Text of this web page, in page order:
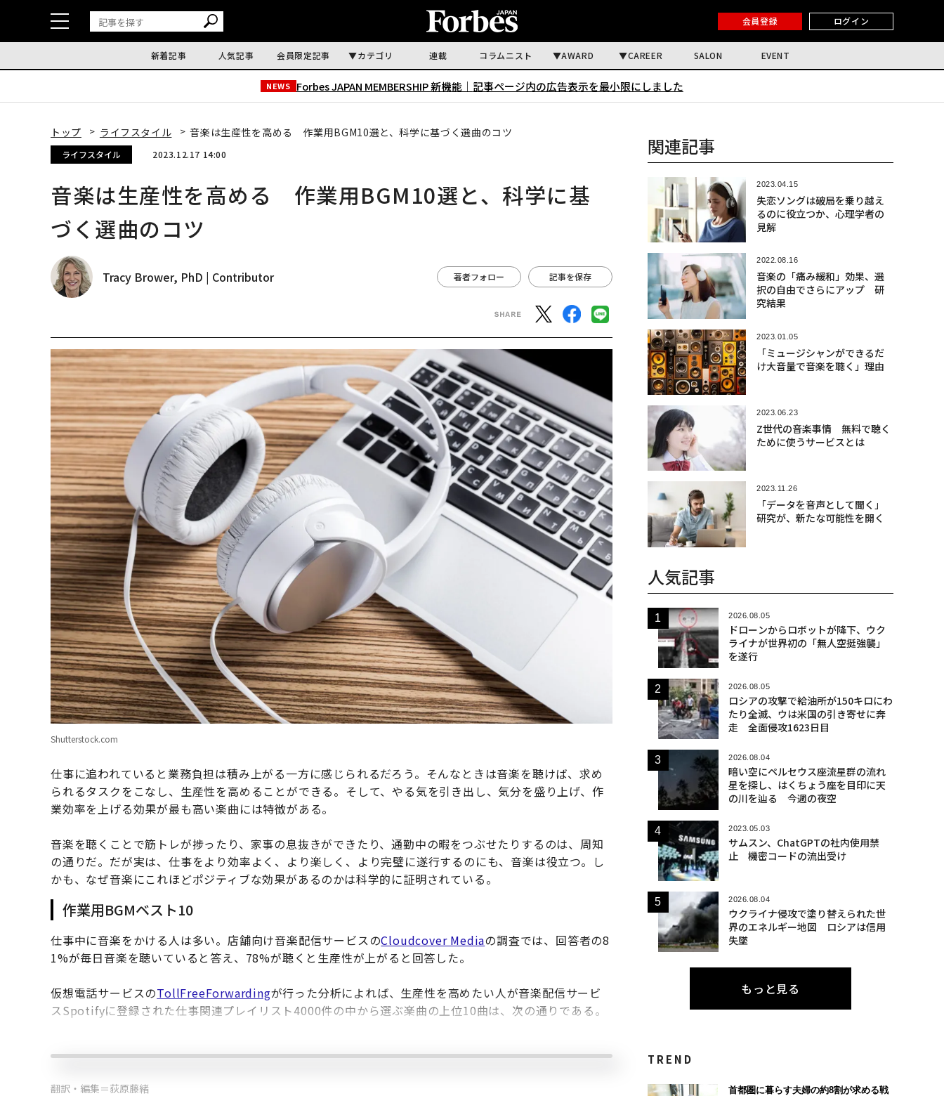
会員登録 ログイン
新着記事 人気記事 会員限定記事 カテゴリ 連載 コラムニスト AWARD CAREER SALON EVENT
NEWS Forbes JAPAN MEMBERSHIP 新機能｜ 記事ページ内の広告表示を最小限にしました
トップ ライフスタイル 音楽は生産性を高める 作業用BGM10選と、科学に基づく選曲のコツ
ライフスタイル 2023.12.17 14:00
音楽は生産性を高める 作業用BGM10選と、科学に基
づく選曲のコツ
Tracy Brower, PhD | Contributor 著者フォロー 記事を保存
Shutterstock.com
仕事に追われていると業務負担は積み上がる一方に感じられるだろう。そんなときは音楽を聴けば、求め
られるタスクをこなし、生産性を高めることができる。そして、やる気を引き出し、気分を盛り上げ、作
業効率を上げる効果が最も高い楽曲には特徴がある。
音楽を聴くことで筋トレが捗ったり、家事の息抜きができたり、通勤中の暇をつぶせたりするのは、周知
の通りだ。だが実は、仕事をより効率よく、より楽しく、より完璧に遂行するのにも、音楽は役立つ。し
かも、なぜ音楽にこれほどポジティブな効果があるのかは科学的に証明されている。
作業用BGMベスト10
仕事中に音楽をかける人は多い。店舗向け音楽配信サービスのCloudcover Mediaの調査では、回答者の8
1%が毎日音楽を聴いていると答え、78%が聴くと生産性が上がると回答した。
仮想電話サービスのTollFreeForwardingが行った分析によれば、生産性を高めたい人が音楽配信サービ
スSpotifyに登録された仕事関連プレイリスト4000件の中から選ぶ楽曲の上位10曲は、次の通りである。
関連記事
2023.04.15
失恋ソングは破局を乗り越え
るのに役立つか、心理学者の
見解
2022.08.16
音楽の「痛み緩和」効果、選
択の自由でさらにアップ 研
究結果
2023.01.05
「ミュージシャンができるだ
け大音量で音楽を聴く」理由
2023.06.23
Z世代の音楽事情 無料で聴く
ために使うサービスとは
2023.11.26
「データを音声として聞く」
研究が、新たな可能性を開く
人気記事
2026.08.05
ドローンからロボットが降下、ウク
ライナが世界初の「無人空挺強襲」
を遂行
2026.08.05
ロシアの攻撃で給油所が150キロにわ
たり全滅、ウは米国の引き寄せに奔
走 全面侵攻1623日目
2026.08.04
暗い空にペルセウス座流星群の流れ
星を探し、はくちょう座を目印に天
の川を辿る 今週の夜空
2023.05.03
サムスン、ChatGPTの社内使用禁
止 機密コードの流出受け
2026.08.04
ウクライナ侵攻で塗り替えられた世
界のエネルギー地図 ロシアは信用
失墜
もっと見る
TREND
首都圏に暮らす夫婦の約8割が求める戦